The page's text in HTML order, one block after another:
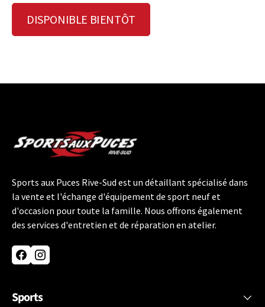
DISPONIBLE BIENTÔT
Sports aux Puces Rive-Sud est un détaillant spécialisé dans
la vente et l'échange d'équipement de sport neuf et
d'occasion pour toute la famille. Nous offrons également
des services d'entretien et de réparation en atelier.
FacebookInstagram
Sports